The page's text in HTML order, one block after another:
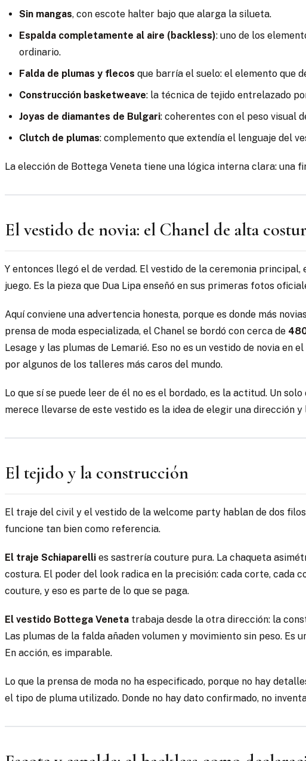
Sin mangas, con escote halter bajo que alarga la silueta.
Espalda completamente al aire (backless): uno de los
ordinario.
Falda de plumas y flecos que barría el suelo: el elemento que
Construcción basketweave: la técnica de tejido entrelazado
Joyas de diamantes de Bulgari: coherentes con el peso visual
Clutch de plumas: complemento que extendía el lenguaje del
La elección de Bottega Veneta tiene una lógica interna clara: una
El vestido de novia: el Chanel de alta
Y entonces llegó el de verdad. El vestido de la ceremonia
juego. Es la pieza que Dua Lipa enseñó en sus primeras fotos
Aquí conviene una advertencia honesta, porque es donde más
prensa de moda especializada, el Chanel se bordó con cerca de
Lesage y las plumas de Lemarié. Eso no es un vestido de novia en
por algunos de los talleres más caros del mundo.
Lo que sí se puede leer de él no es el bordado, es la actitud. Un
merece llevarse de este vestido es la idea de elegir una dirección
El tejido y la construcción
El traje del civil y el vestido de la welcome party hablan de dos
funcione tan bien como referencia.
El traje Schiaparelli es sastrería couture pura. La chaqueta
costura. El poder del look radica en la precisión: cada corte, cada
couture, y eso es parte de lo que se paga.
El vestido Bottega Veneta trabaja desde la otra dirección: la
Las plumas de la falda añaden volumen y movimiento sin peso. Es
En acción, es imparable.
Lo que la prensa de moda no ha especificado, porque no hay
el tipo de pluma utilizado. Donde no hay dato confirmado, no